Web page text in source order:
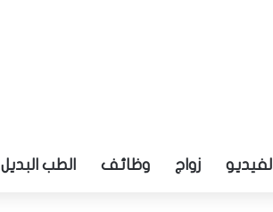
الفيديو زواج وظائف الطب البديل